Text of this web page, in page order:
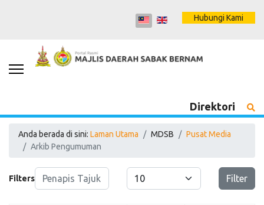
Hubungi Kami
Direktori
Anda berada di sini: Laman Utama MDSB
Pusat Media
Arkib Pengumuman
Filters
Penapis Tajuk Papar #
Filter